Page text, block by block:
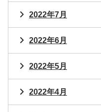
2022年7月
2022年6月
2022年5月
2022年4月